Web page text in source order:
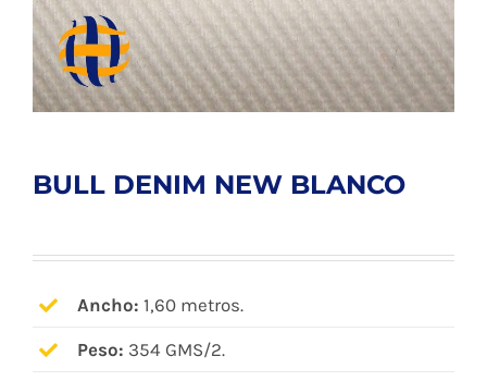
BULL DENIM NEW BLANCO
Ancho: 1,60 metros.
Peso: 354 GMS/2.